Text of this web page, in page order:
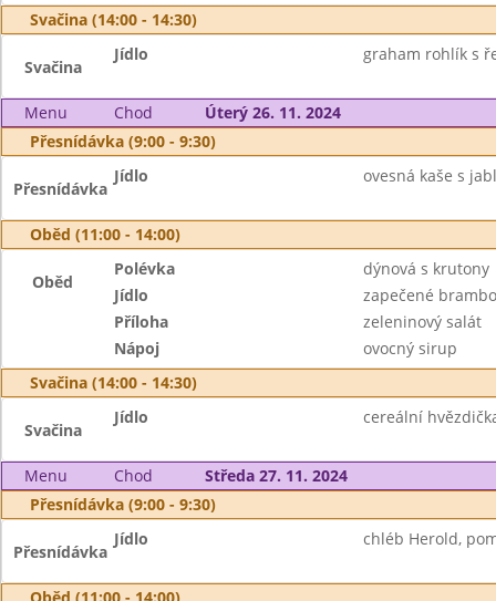
Svačina (14:00 - 14:30)
Svačina
Jídlo graham rohlík s
Menu Chod
Úterý 26. 11. 2024
Přesnídávka (9:00 - 9:30)
Přesnídávka
Jídlo ovesná kaše s
Oběd (11:00 - 14:00)
Oběd
Polévka
dýnová s krutony
Jídlo
zapečené
Příloha
zeleninový salát
Nápoj
ovocný sirup
Svačina (14:00 - 14:30)
Svačina
Jídlo cereální
Menu Chod
Středa 27. 11. 2024
Přesnídávka (9:00 - 9:30)
Přesnídávka
Jídlo chléb Herold,